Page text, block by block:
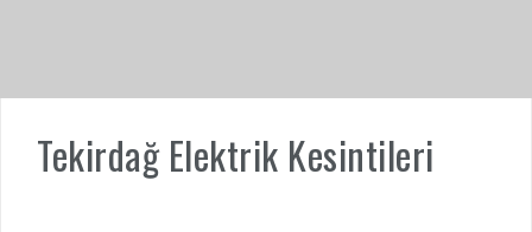
Tekirdağ Elektrik Kesintileri